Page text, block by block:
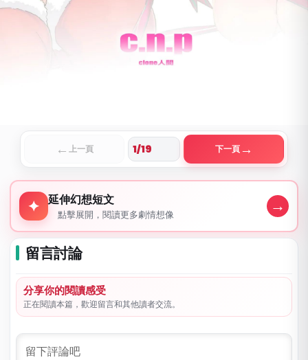
← 上一頁 下一頁→
延伸幻想短文
✦ 延伸幻想短文
點擊展開，閱讀更多劇情想像 →
留言討論
分享你的閱讀感受
正在閱讀本篇，歡迎留言和其他讀者交流。